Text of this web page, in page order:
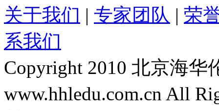
关于我们 | 专家团队 | 荣
系我们
Copyright 2010 北京海
www.hhledu.com.cn All